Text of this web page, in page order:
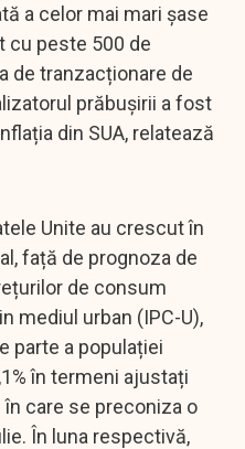
a celor mai mari șase
cu peste 500 de
de tranzacționare de
prăbușirii a fost
din SUA, relatează
Unite au crescut în
față de prognoza de
de consum
mediul urban (IPC-U),
parte a populației
în termeni ajustați
care se preconiza o
În luna respectivă,